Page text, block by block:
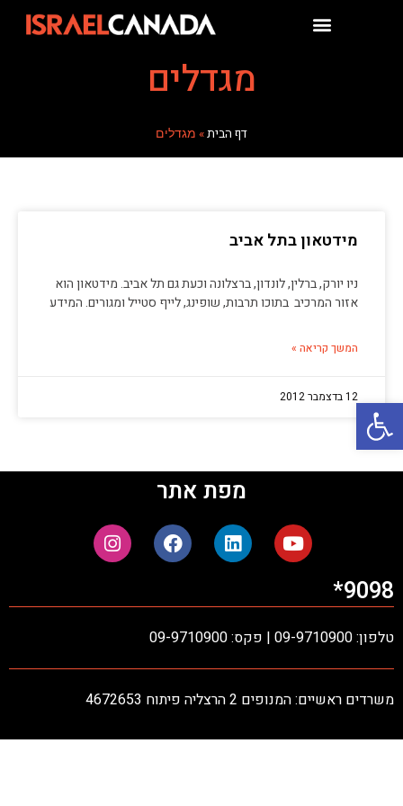
פתח סרגל נגישות
מגדלים
דף הבית» מגדלים
מידטאון בתל אביב
ניו יורק, ברלין, לונדון, ברצלונה וכעת גם תל אביב. מידטאון הוא
אזור המרכיב בתוכו תרבות, שופינג, לייף סטייל ומגורים. המידע
המשך קריאה »
12 בדצמבר 2012
מפת אתר
9098*
טלפון: 09-9710900 | פקס: 09-9710900
משרדים ראשיים: המנופים 2 הרצליה פיתוח 4672653